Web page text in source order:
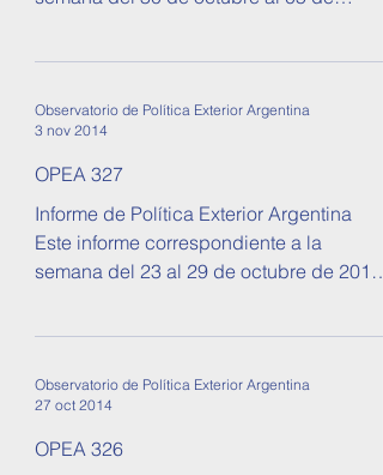
Observatorio de Política Exterior Argentina
3 nov 2014
OPEA 327
Informe de Política Exterior Argentina
Este informe correspondiente a la
semana del 23 al 29 de octubre de 2014.
Observatorio de Política Exterior Argentina
27 oct 2014
OPEA 326